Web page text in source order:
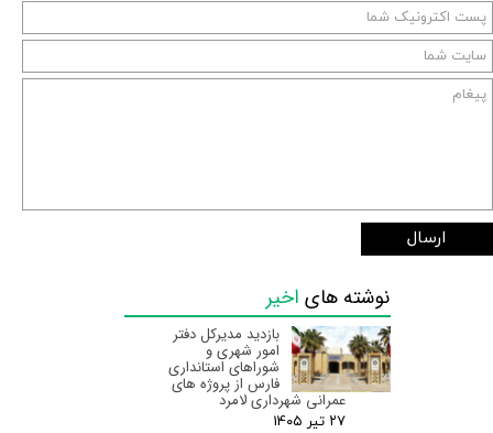
ارسال
نوشته های اخیر
بازدید مدیرکل دفتر
امور شهری و
شوراهای استانداری
فارس از پروژه های
عمرانی شهرداری لامرد
۲۷ تیر ۰۵